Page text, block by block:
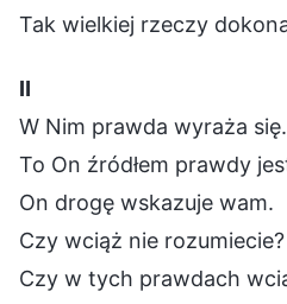
Tak wielkiej rzeczy
Ⅱ
W Nim prawda wyraża się.
To On źródłem prawdy
On drogę wskazuje wam.
Czy wciąż nie rozumiecie?
Czy w tych prawdach